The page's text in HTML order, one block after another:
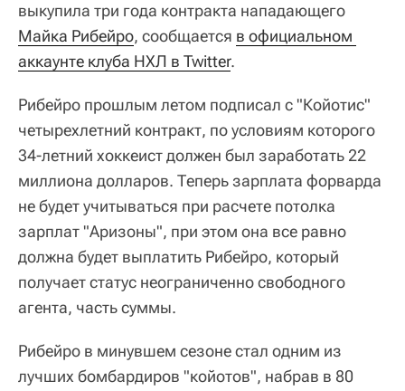
выкупила три года контракта нападающего
Майка Рибейро, сообщается в официальном
аккаунте клуба НХЛ в Twitter.
Рибейро прошлым летом подписал с "Койотис"
четырехлетний контракт, по условиям которого
34-летний хоккеист должен был заработать 22
миллиона долларов. Теперь зарплата форварда
не будет учитываться при расчете потолка
зарплат "Аризоны", при этом она все равно
должна будет выплатить Рибейро, который
получает статус неограниченно свободного
агента, часть суммы.
Рибейро в минувшем сезоне стал одним из
лучших бомбардиров "койотов", набрав в 80